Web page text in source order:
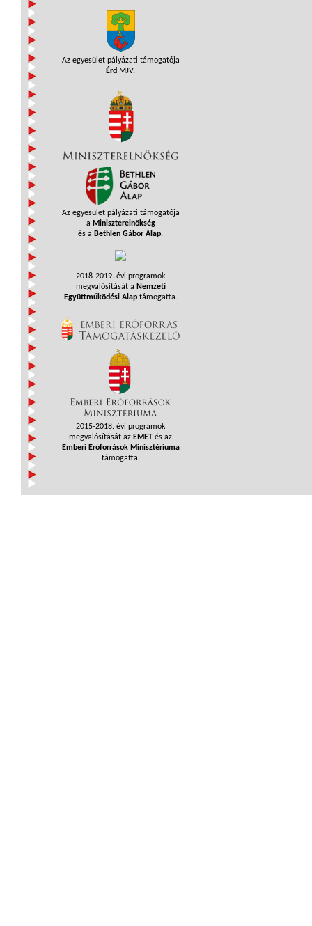
Az egyesület pályázati támogatója
Érd MJV.
Az egyesület pályázati támogatója
a Miniszterelnökség
és a Bethlen Gábor Alap.
2018-2019. évi programok
megvalósítását a Nemzeti
Együttműködési Alaptámogatta.
2015-2018. évi programok
megvalósítását az EMET és az
Emberi Erőforrások Minisztériuma
támogatta.